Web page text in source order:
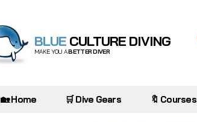
BLUE CULTURE DIVING
MAKE YOU ABETTER DIVER
🏡 Home 🛒 Dive Gears 🔖 Courses